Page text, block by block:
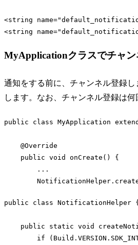
<string name=
<string name=
MyApplicationクラスでチャン
通知をする前に、チャンネル登録
します。なお、チャンネル登録は何
public class MyApplication
    @Override
public void onCreate() {
        ...
public class NotificationHelper
public static void
if